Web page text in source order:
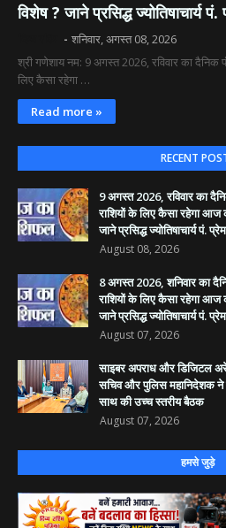
विशेष ? जाने प्रसिद्ध ज्योतिषाचार्य
शनिवार, अगस्त 08, 2026
श्री गणेशाय नम: 9 अगस्त 2026, रविवार का दैनिक
लिए कैसा रहेगा …
Read more »
RECENT
9 अगस्त 2026, रविवार का
राशियों के लिए कैसा रहेगा आज
जाने प्रसिद्ध ज्योतिषाचार्य पं.
August 08, 2026
8 अगस्त 2026, शनिवार का
राशियों के लिए कैसा रहेगा आज
जाने प्रसिद्ध ज्योतिषाचार्य पं.
August 07, 2026
साइबर अपराध और डिजिटल
सचिव और पुलिस महानिदेशक ने
साथ की उच्च स्तरीय बैठक
August 07, 2026
हमसे जुड़े